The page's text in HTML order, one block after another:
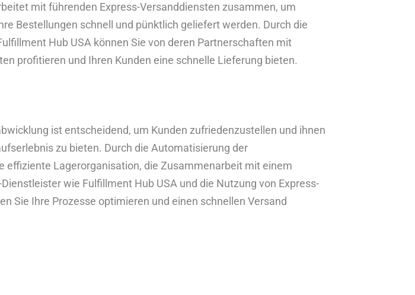
mit führenden Express-Versanddiensten zusammen, um
Bestellungen schnell und pünktlich geliefert werden. Durch die
Hub USA können Sie von deren Partnerschaften mit
profitieren und Ihren Kunden eine schnelle Lieferung bieten.
ist entscheidend, um Kunden zufriedenzustellen und ihnen
zu bieten. Durch die Automatisierung der
effiziente Lagerorganisation, die Zusammenarbeit mit einem
wie Fulfillment Hub USA und die Nutzung von Express-
Sie Ihre Prozesse optimieren und einen schnellen Versand